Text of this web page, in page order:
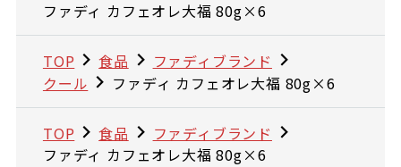
ファディ カフェオレ大福 80g×6
TOP 食品
ファディブランド
クール
ファディ カフェオレ大福 80g×6
TOP 食品
ファディブランド
ファディ カフェオレ大福 80g×6